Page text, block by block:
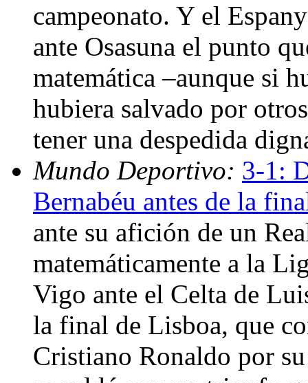
campeonato. Y el
ante Osasuna el punto
matemática –aunque si
hubiera salvado por
tener una despedida
Mundo Deportivo: 3-1:
Bernabéu antes de la
ante su afición de un
matemáticamente a la
Vigo ante el Celta de
la final de Lisboa, que
Cristiano Ronaldo por